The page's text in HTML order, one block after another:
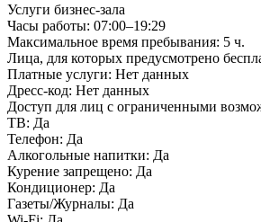
Услуги бизнес-зала
Часы работы: 07:00–19:29
Максимальное время пребывания: 5 ч.
Лица, для которых предусмотрено
Платные услуги: Нет данных
Дресс-код: Нет данных
Доступ для лиц с ограниченными
ТВ: Да
Телефон: Да
Алкогольные напитки: Да
Курение запрещено: Да
Кондиционер: Да
Газеты/Журналы: Да